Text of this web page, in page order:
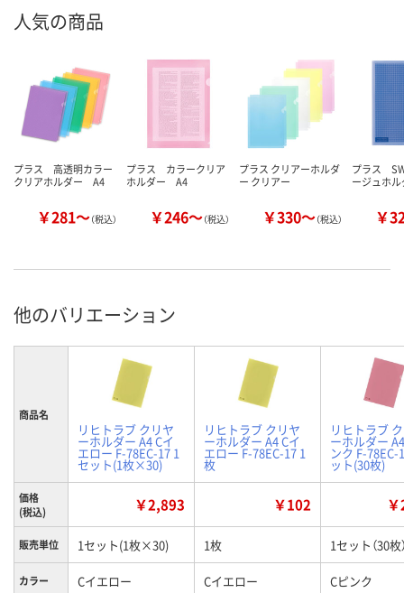
人気の商品
プラス 高透明カラー
クリアホルダー A4
￥281～（税込）
プラス カラークリア
ホルダー A4
￥246～（税込）
プラス クリアーホルダ
ー クリアー
￥330～（税込）
プラス
ージュホ
￥
他のバリエーション
商品名
リヒトラブ クリヤ
ーホルダー A4 Cイ
エロー F-78EC-17 1
セット(1枚×30)
リヒトラブ クリヤ
ーホルダー A4 Cイ
エロー F-78EC-17 1
枚
リヒトラブ
ーホルダー
ンク F-78EC-
ット(30枚)
価格
(税込)
￥2,893 ￥102
販売単位 1セット(1枚×30) 1枚 1セット（30枚
カラー Cイエロー Cイエロー Cピンク